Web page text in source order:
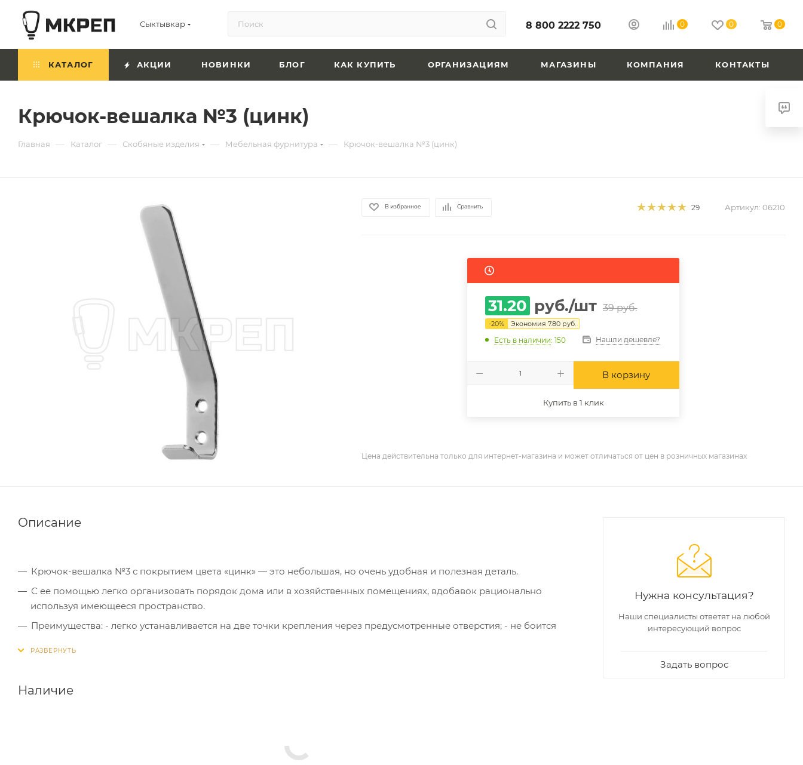
Сыктывкар 8 800 2222 750 0 0 0
КАТАЛОГ АКЦИИ НОВИНКИ БЛОГ КАК КУПИТЬ ОРГАНИЗАЦИЯМ МАГАЗИНЫ КОМПАНИЯ КОНТАКТЫ
Крючок-вешалка №3 (цинк)
Главная — Каталог — Скобяные изделия — Мебельная фурнитура — Крючок-вешалка №3 (цинк)
В избранное Сравнить 29 Артикул: 06210
31.20 руб./шт 39руб.
-20% Экономия7.80 руб.
Есть в наличии: 150 Нашли дешевле?
В корзину
Купить в 1 клик
Цена действительна только для интернет-магазина и может отличаться от цен в розничных магазинах
Описание
Крючок-вешалка №3 с покрытием цвета «цинк» — это небольшая, но очень удобная и полезная деталь.
С ее помощью легко организовать порядок дома или в хозяйственных помещениях, вдобавок рационально
используя имеющееся пространство.
Преимущества: - легко устанавливается на две точки крепления через предусмотренные отверстия; - не боится
Наличие
Нужна консультация?
Наши специалисты ответят на любой
интересующий вопрос
Задать вопрос